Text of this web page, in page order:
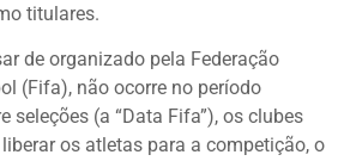
titulares.
de organizado pela Federação
(Fifa), não ocorre no período
seleções (a “Data Fifa”), os clubes
os atletas para a competição, o